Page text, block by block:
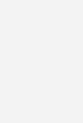
BAUMETALL im
BAUMETALL-
und die Frage
diesem Grund
SHK München am